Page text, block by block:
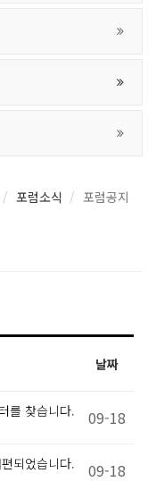
포럼소식 포럼공지
날짜
를 찾습니다. 09-18
되었습니다. 09-18